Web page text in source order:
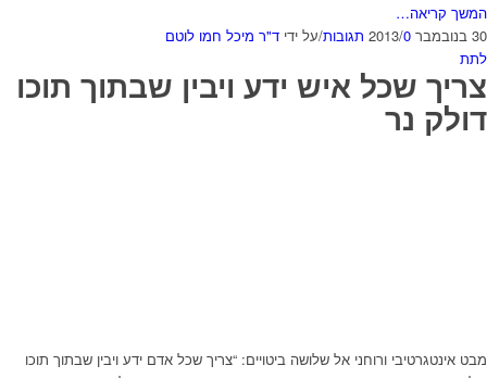
המשך קריאה…
30 בנובמבר 2013
/0 תגובות /על ידי ד"ר מיכל חמו לוטם
לתת
צריך שכל איש ידע ויבין שבתוך תוכו
דולק נר
מבט אינטגרטיבי ורוחני אל שלושה ביטויים: “צריך שכל אדם ידע ויבין שבתוך תוכו